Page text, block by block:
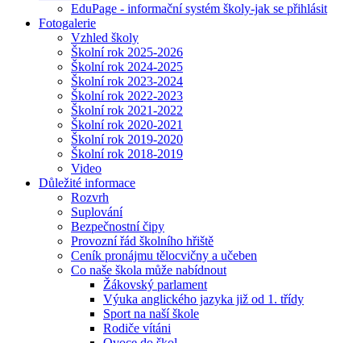
EduPage - informační systém školy-jak se přihlásit
Fotogalerie
Vzhled školy
Školní rok 2025-2026
Školní rok 2024-2025
Školní rok 2023-2024
Školní rok 2022-2023
Školní rok 2021-2022
Školní rok 2020-2021
Školní rok 2019-2020
Školní rok 2018-2019
Video
Důležité informace
Rozvrh
Suplování
Bezpečnostní čipy
Provozní řád školního hřiště
Ceník pronájmu tělocvičny a učeben
Co naše škola může nabídnout
Žákovský parlament
Výuka anglického jazyka již od 1. třídy
Sport na naší škole
Rodiče vítáni